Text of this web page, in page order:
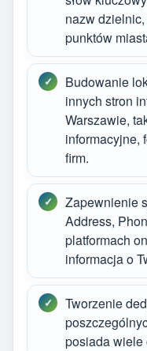
nazw
punktów
Budowanie
innych stron
Warszawie,
informacyjne,
firm.
Zapewnienie
Address,
platformach
informacja o
Tworzenie
posiada wiele